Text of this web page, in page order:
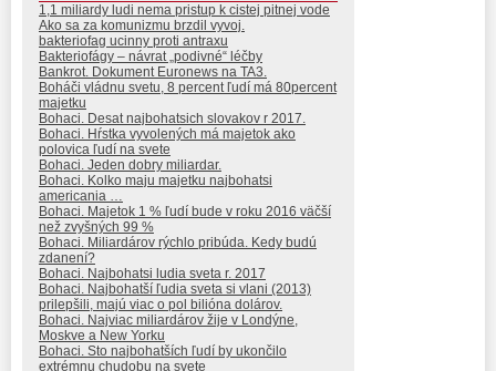
1,1 miliardy ludi nema pristup k cistej pitnej vode
Ako sa za komunizmu brzdil vyvoj.
bakteriofag ucinny proti antraxu
Bakteriofágy – návrat „podivné“ léčby
Bankrot. Dokument Euronews na TA3.
Boháči vládnu svetu, 8 percent ľudí má 80percent
majetku
Bohaci. Desat najbohatsich slovakov r 2017.
Bohaci. Hŕstka vyvolených má majetok ako
polovica ľudí na svete
Bohaci. Jeden dobry miliardar.
Bohaci. Kolko maju majetku najbohatsi
americania …
Bohaci. Majetok 1 % ľudí bude v roku 2016 väčší
než zvyšných 99 %
Bohaci. Miliardárov rýchlo pribúda. Kedy budú
zdanení?
Bohaci. Najbohatsi ludia sveta r. 2017
Bohaci. Najbohatší ľudia sveta si vlani (2013)
prilepšili, majú viac o pol bilióna dolárov.
Bohaci. Najviac miliardárov žije v Londýne,
Moskve a New Yorku
Bohaci. Sto najbohatších ľudí by ukončilo
extrémnu chudobu na svete